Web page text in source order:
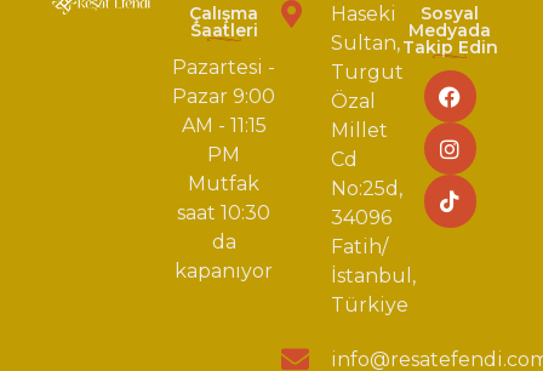
Çalışma
Saatleri
Pazartesi -
Pazar 9:00
AM - 11:15
PM
Mutfak
saat 10:30
da
kapanıyor
Haseki
Sultan,
Turgut
Özal
Millet
Cd
No:25d,
34096
Fatih/
İstanbul,
Türkiye
Sosyal
Medyada
Takip Edin